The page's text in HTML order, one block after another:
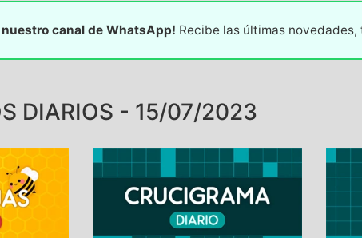
nuestro canal de WhatsApp! Recibe las últimas
DIARIOS - 15/07/2023